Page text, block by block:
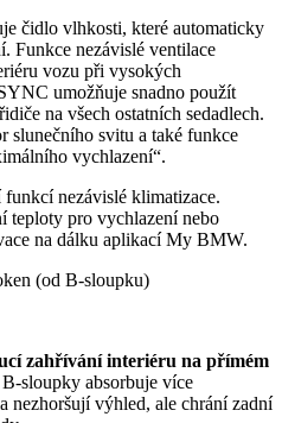
čidlo vlhkosti, které automaticky
Funkce nezávislé ventilace
vozu při vysokých
umožňuje snadno použít
na všech ostatních sedadlech.
slunečního svitu a také funkce
vychlazení“.
nezávislé klimatizace.
teploty pro vychlazení nebo
na dálku aplikací My BMW.
(od B-sloupku)
zahřívání interiéru na přímém
sloupky absorbuje více
nezhoršují výhled, ale chrání zadní